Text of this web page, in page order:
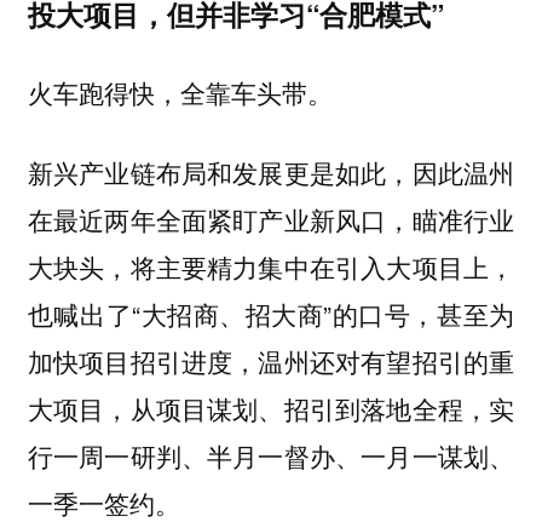
投大项目，但并非学习“合肥模式”
火车跑得快，全靠车头带。
新兴产业链布局和发展更是如此，因此温州
在最近两年全面紧盯产业新风口，瞄准行业
大块头，将主要精力集中在引入大项目上，
也喊出了“大招商、招大商”的口号，甚至为
加快项目招引进度，温州还对有望招引的重
大项目，从项目谋划、招引到落地全程，实
行一周一研判、半月一督办、一月一谋划、
一季一签约。